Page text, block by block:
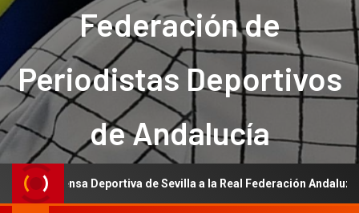
Federación de
Periodistas Deportivos
de Andalucía
Deportiva de Sevilla a la Real Federación Andaluza de Fútbol